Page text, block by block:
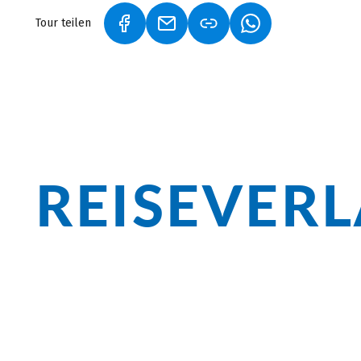
Tour teilen (LINK ÖFFNET IN NEUEM TAB)
(LINK ÖFFNET IN NEUEM TAB)
(LINK ÖFFNET IN